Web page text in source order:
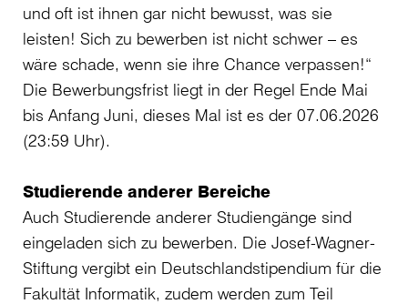
und oft ist ihnen gar nicht bewusst, was sie
leisten! Sich zu bewerben ist nicht schwer – es
wäre schade, wenn sie ihre Chance verpassen!“
Die Bewerbungsfrist liegt in der Regel Ende Mai
bis Anfang Juni, dieses Mal ist es der 07.06.2026
(23:59 Uhr).
Studierende anderer Bereiche
Auch Studierende anderer Studiengänge sind
eingeladen sich zu bewerben. Die Josef-Wagner-
Stiftung vergibt ein Deutschlandstipendium für die
Fakultät Informatik, zudem werden zum Teil